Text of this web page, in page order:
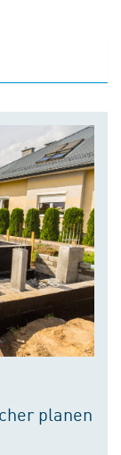
planen